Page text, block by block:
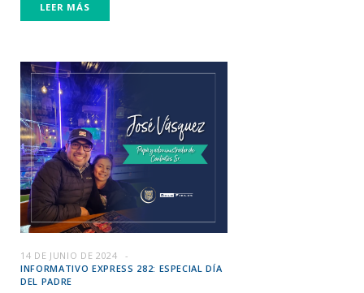
LEER MÁS
14 DE JUNIO DE 2024
INFORMATIVO EXPRESS 282: ESPECIAL DÍA
DEL PADRE